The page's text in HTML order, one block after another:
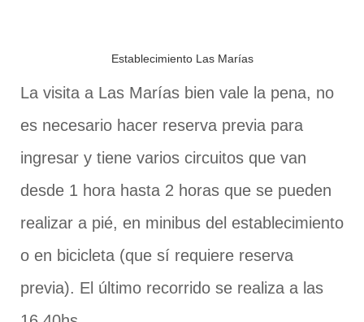
Establecimiento Las Marías
La visita a Las Marías bien vale la pena, no
es necesario hacer reserva previa para
ingresar y tiene varios circuitos que van
desde 1 hora hasta 2 horas que se pueden
realizar a pié, en minibus del establecimiento
o en bicicleta (que sí requiere reserva
previa). El último recorrido se realiza a las